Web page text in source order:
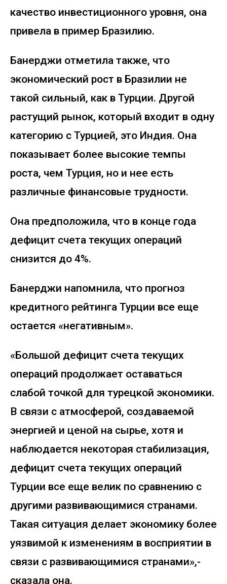
качество инвестиционного уровня, она
привела в пример Бразилию.
Банерджи отметила также, что
экономический рост в Бразилии не
такой сильный, как в Турции. Другой
растущий рынок, который входит в одну
категорию с Турцией, это Индия. Она
показывает более высокие темпы
роста, чем Турция, но и нее есть
различные финансовые трудности.
Она предположила, что в конце года
дефицит счета текущих операций
снизится до 4%.
Банерджи напомнила, что прогноз
кредитного рейтинга Турции все еще
остается «негативным».
«Большой дефицит счета текущих
операций продолжает оставаться
слабой точкой для турецкой экономики.
В связи с атмосферой, создаваемой
энергией и ценой на сырье, хотя и
наблюдается некоторая стабилизация,
дефицит счета текущих операций
Турции все еще велик по сравнению с
другими развивающимися странами.
Такая ситуация делает экономику более
уязвимой к изменениям в восприятии в
связи с развивающимися странами»,-
сказала она.